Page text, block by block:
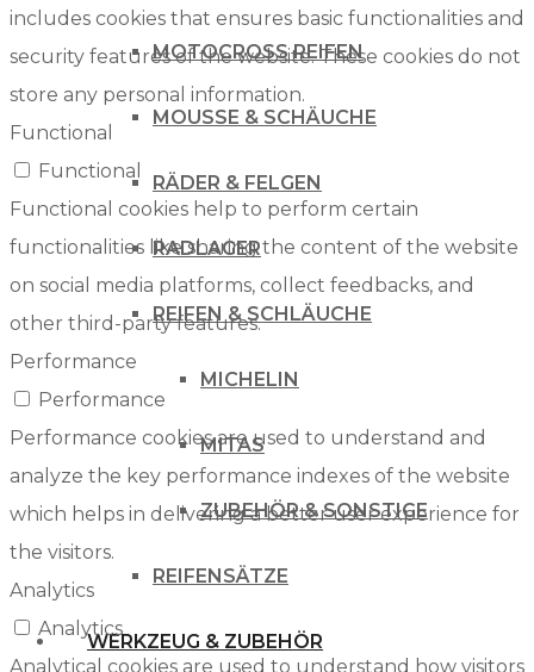
MOTOCROSS REIFEN
MOUSSE & SCHÄUCHE
RÄDER & FELGEN
RADLAGER
REIFEN & SCHLÄUCHE
MICHELIN
MITAS
ZUBEHÖR & SONSTIGE
REIFENSÄTZE
WERKZEUG & ZUBEHÖR
includes cookies that ensures basic functionalities and
security features of the website. These cookies do not
store any personal information.
Functional
Functional
Functional cookies help to perform certain
functionalities like sharing the content of the website
on social media platforms, collect feedbacks, and
other third-party features.
Performance
Performance
Performance cookies are used to understand and
analyze the key performance indexes of the website
which helps in delivering a better user experience for
the visitors.
Analytics
Analytics
Analytical cookies are used to understand how visitors